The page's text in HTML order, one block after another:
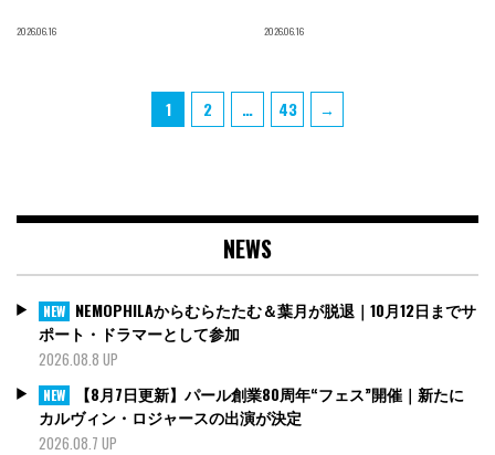
2026.06.16 2026.06.16
Page
1 Page
2 … Page
43 →
NEWS
NEW NEMOPHILAからむらたたむ＆葉月が脱退｜10月12日までサ
ポート・ドラマーとして参加
2026.08.8 UP
NEW
【8月7日更新】パール創業80周年“フェス”開催｜新たに
カルヴィン・ロジャースの出演が決定
2026.08.7 UP